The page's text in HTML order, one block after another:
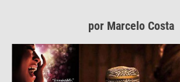
por Marcelo Costa